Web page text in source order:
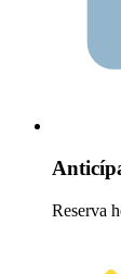
Reserva